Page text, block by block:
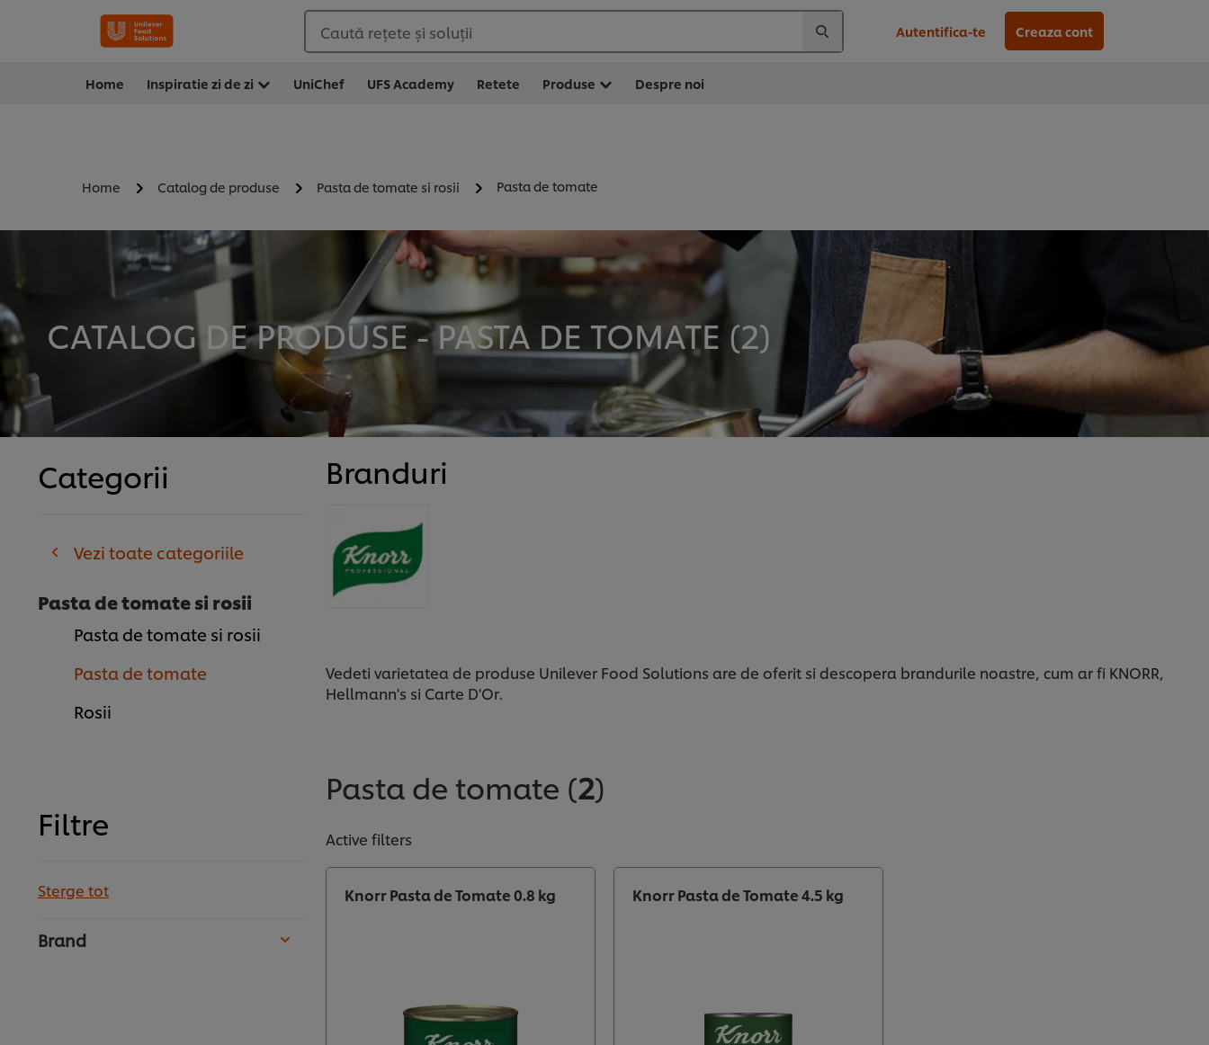
Caută rețete și soluții Autentifica-te Creaza cont
Home Inspiratie zi de zi UniChef UFS Academy Retete Produse Despre noi
Home Catalog de produse Pasta de tomate si rosii Pasta de tomate
CATALOG DE PRODUSE - PASTA DE TOMATE (2)
Categorii
Vezi toate categoriile
Pasta de tomate si rosii
Pasta de tomate si rosii
Pasta de tomate
Rosii
Filtre
Sterge tot
Brand
Branduri
Vedeti varietatea de produse Unilever Food Solutions are de oferit si descopera brandurile noastre, cum ar fi KNORR,
Hellmann's si Carte D'Or.
Pasta de tomate (2)
Active filters
Knorr Pasta de Tomate 0.8 kg Knorr Pasta de Tomate 4.5 kg